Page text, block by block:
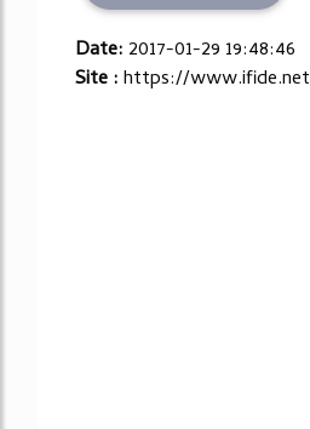
Date: 2017-01-29 19:48:46
Site :https://www.ifide.net